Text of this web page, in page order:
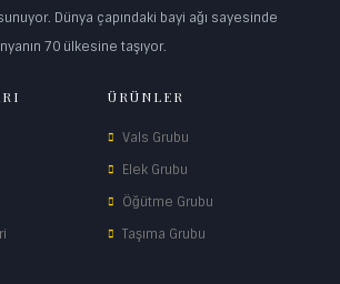
Dünya çapındaki bayi ağı sayesinde
70 ülkesine taşıyor.
ÜRÜNLER
Vals Grubu
Elek Grubu
Öğütme Grubu
Taşıma Grubu